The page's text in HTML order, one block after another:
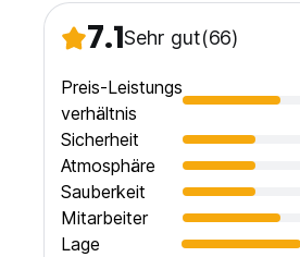
7.1Sehr gut(66)
Preis-Leistungs
verhältnis
Sicherheit
Atmosphäre
Sauberkeit
Mitarbeiter
Lage